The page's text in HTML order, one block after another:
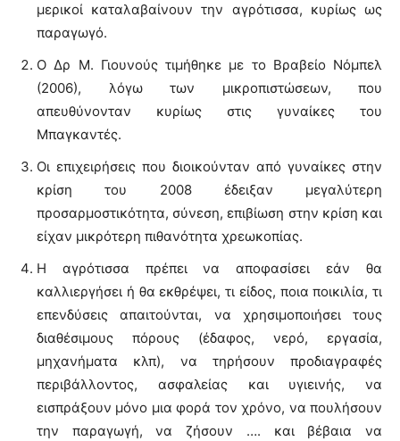
μερικοί καταλαβαίνουν την αγρότισσα, κυρίως ως
παραγωγό.
Ο Δρ Μ. Γιουνούς τιμήθηκε με το Βραβείο Νόμπελ
(2006), λόγω των μικροπιστώσεων, που
απευθύνονταν κυρίως στις γυναίκες του
Μπαγκαντές.
Οι επιχειρήσεις που διοικούνταν από γυναίκες στην
κρίση του 2008 έδειξαν μεγαλύτερη
προσαρμοστικότητα, σύνεση, επιβίωση στην κρίση και
είχαν μικρότερη πιθανότητα χρεωκοπίας.
Η αγρότισσα πρέπει να αποφασίσει εάν θα
καλλιεργήσει ή θα εκθρέψει, τι είδος, ποια ποικιλία, τι
επενδύσεις απαιτούνται, να χρησιμοποιήσει τους
διαθέσιμους πόρους (έδαφος, νερό, εργασία,
μηχανήματα κλπ), να τηρήσουν προδιαγραφές
περιβάλλοντος, ασφαλείας και υγιεινής, να
εισπράξουν μόνο μια φορά τον χρόνο, να πουλήσουν
την παραγωγή, να ζήσουν …. και βέβαια να